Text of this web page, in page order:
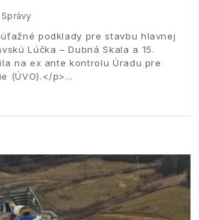
Správy
podklady pre stavbu hlavnej
Lúčka – Dubná Skala a 15.
na ex ante kontrolu Úradu pre
(ÚVO).</p>